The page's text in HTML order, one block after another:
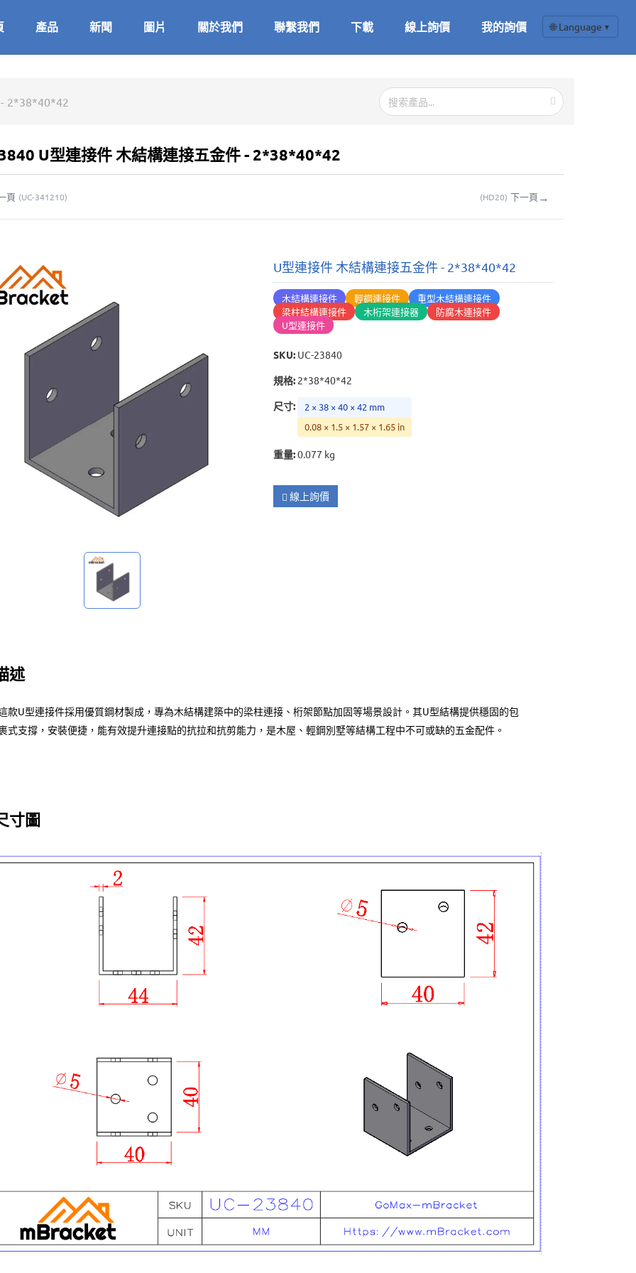
產品 新聞 圖片 關於我們 聯繫我們 下載 線上詢價 我的詢價 🌐 Language ▼
2*38*40*42
U型連接件 木結構連接五金件 - 2*38*40*42
頁 (UC-341210) (HD20) 下一頁 →
U型連接件 木結構連接五金件 - 2*38*40*42
木結構連接件 輕鋼連接件
重型木結構連接件
梁柱結構連接件
木桁架連接器
防腐木連接件
U型連接件
SKU: UC-23840
規格: 2*38*40*42
尺寸:
2 × 38 × 40 × 42 mm
0.08 × 1.5 × 1.57 × 1.65 in
重量:0.077 kg
線上詢價
述
款U型連接件採用優質鋼材製成，專為木結構建築中的梁柱連接、桁架節點加固等場景設計。其U型結構提供穩固的包
式支撐，安裝便捷，能有效提升連接點的抗拉和抗剪能力，是木屋、輕鋼別墅等結構工程中不可或缺的五金配件。
寸圖